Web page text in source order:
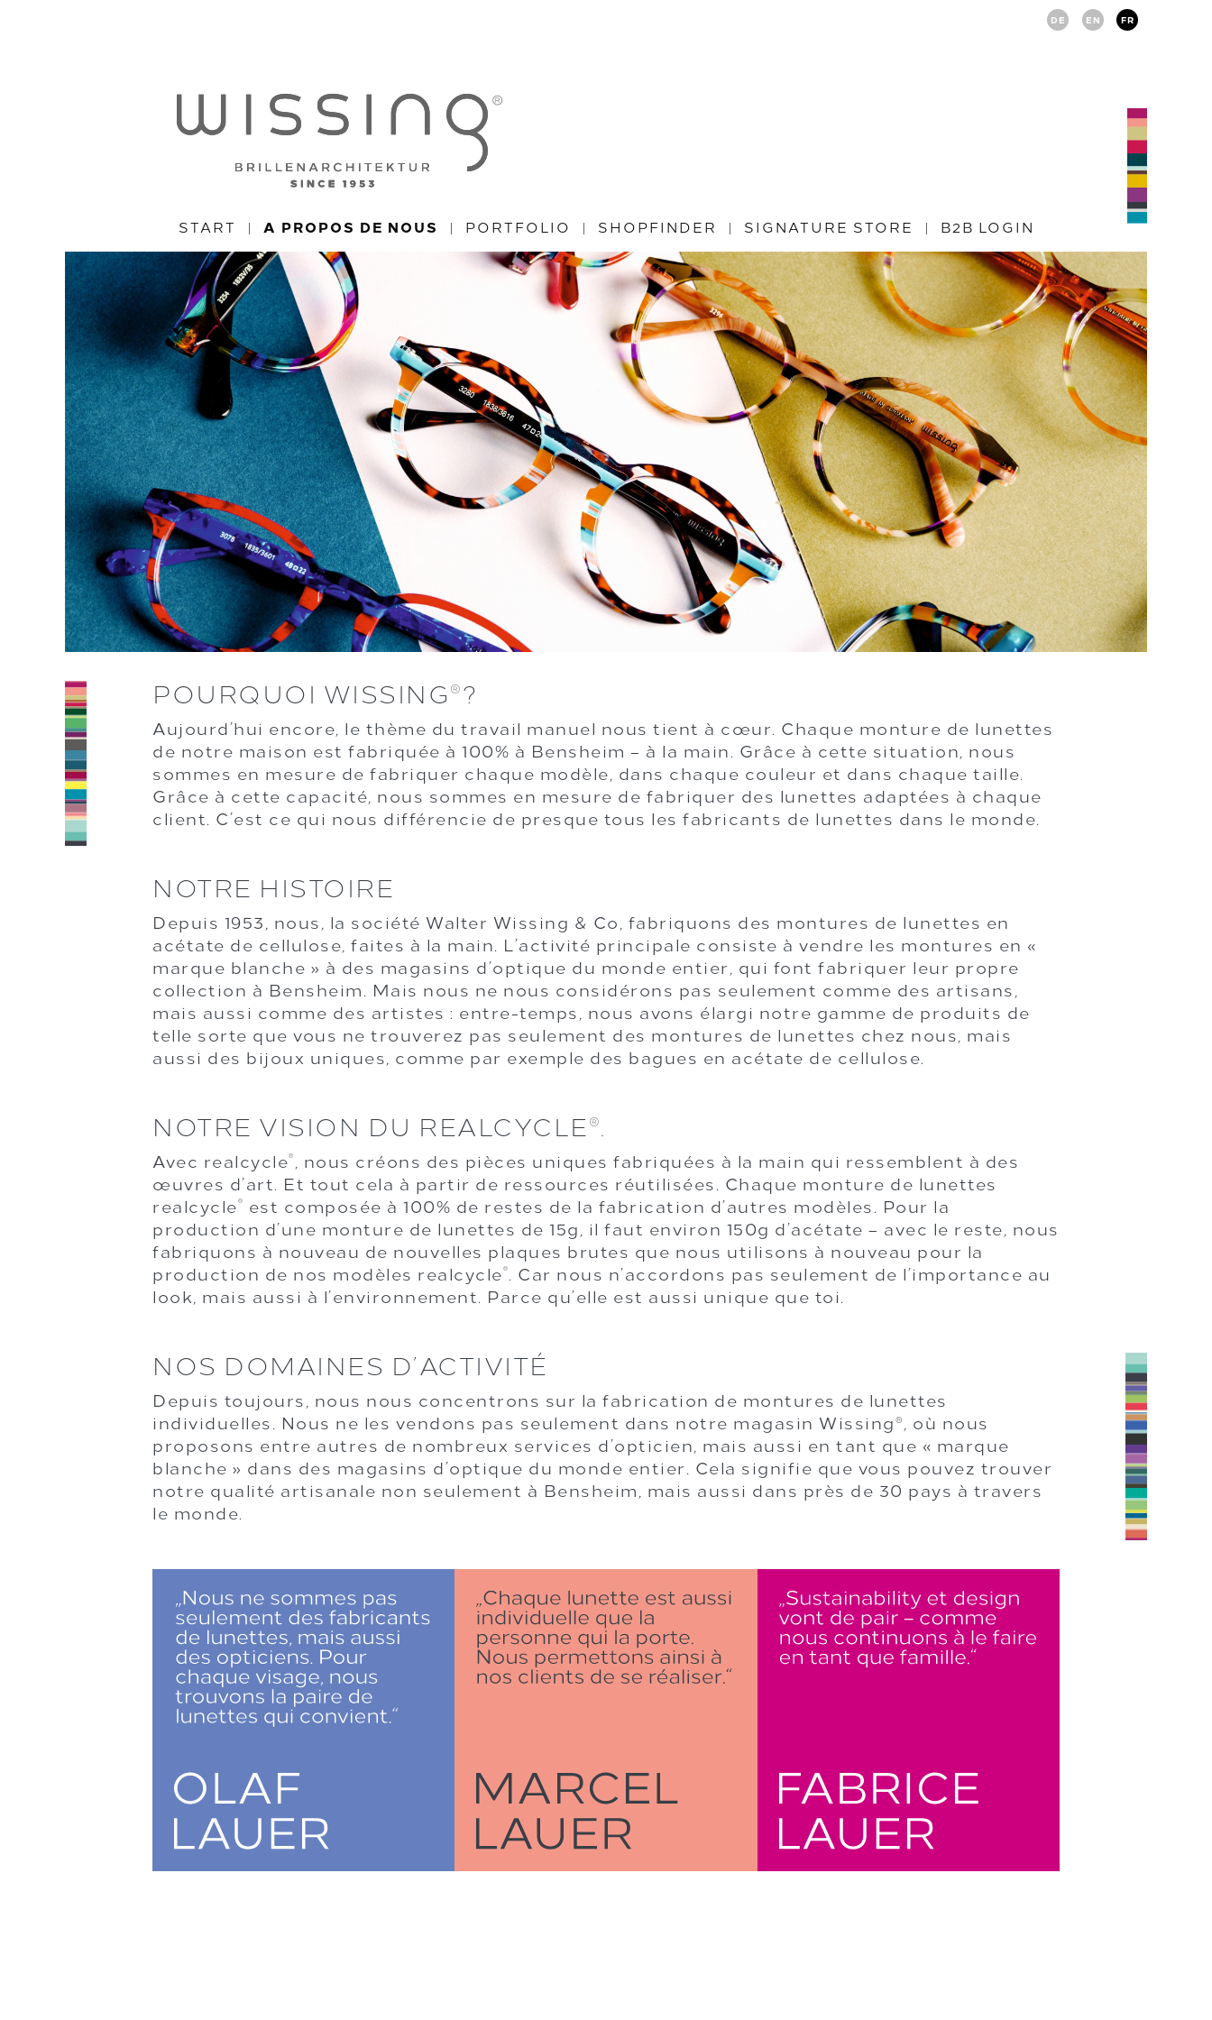
DE EN FR
START A PROPOS DE NOUS PORTFOLIO SHOPFINDER SIGNATURE STORE B2B LOGIN
POURQUOI WISSING ® ?
Aujourd’hui encore, le thème du travail manuel nous tient à cœur. Chaque monture de lunettes
de notre maison est fabriquée à 100% à Bensheim – à la main. Grâce à cette situation, nous
sommes en mesure de fabriquer chaque modèle, dans chaque couleur et dans chaque taille.
Grâce à cette capacité, nous sommes en mesure de fabriquer des lunettes adaptées à chaque
client. C’est ce qui nous différencie de presque tous les fabricants de lunettes dans le monde.
NOTRE HISTOIRE
Depuis 1953, nous, la société Walter Wissing & Co, fabriquons des montures de lunettes en
acétate de cellulose, faites à la main. L’activité principale consiste à vendre les montures en «
marque blanche » à des magasins d’optique du monde entier, qui font fabriquer leur propre
collection à Bensheim. Mais nous ne nous considérons pas seulement comme des artisans,
mais aussi comme des artistes : entre-temps, nous avons élargi notre gamme de produits de
telle sorte que vous ne trouverez pas seulement des montures de lunettes chez nous, mais
aussi des bijoux uniques, comme par exemple des bagues en acétate de cellulose.
NOTRE VISION DU REALCYCLE ®.
Avec realcycle® , nous créons des pièces uniques fabriquées à la main qui ressemblent à des
œuvres d’art. Et tout cela à partir de ressources réutilisées. Chaque monture de lunettes
realcycle ®
est composée à 100% de restes de la fabrication d’autres modèles. Pour la
production d’une monture de lunettes de 15g, il faut environ 150g d’acétate – avec le reste, nous
fabriquons à nouveau de nouvelles plaques brutes que nous utilisons à nouveau pour la
production de nos modèles realcycle ® . Car nous n’accordons pas seulement de l’importance au
look, mais aussi à l’environnement. Parce qu’elle est aussi unique que toi.
NOS DOMAINES D’ACTIVITÉ
Depuis toujours, nous nous concentrons sur la fabrication de montures de lunettes
individuelles. Nous ne les vendons pas seulement dans notre magasin Wissing ® , où nous
proposons entre autres de nombreux services d’opticien, mais aussi en tant que « marque
blanche » dans des magasins d’optique du monde entier. Cela signifie que vous pouvez trouver
notre qualité artisanale non seulement à Bensheim, mais aussi dans près de 30 pays à travers
le monde.